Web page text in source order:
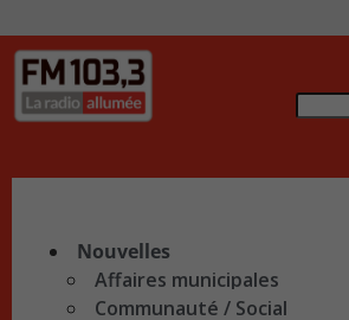
Nouvelles
Affaires municipales
Communauté / Social